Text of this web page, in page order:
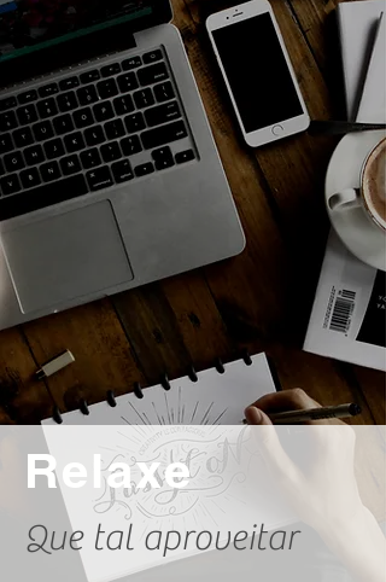
Relaxe
Que tal aproveitar